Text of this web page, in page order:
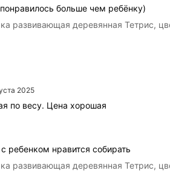
больше чем ребёнку)
развивающая деревянная Тетрис,
2025
по весу. Цена хорошая
ребенком нравится собирать
развивающая деревянная Тетрис,